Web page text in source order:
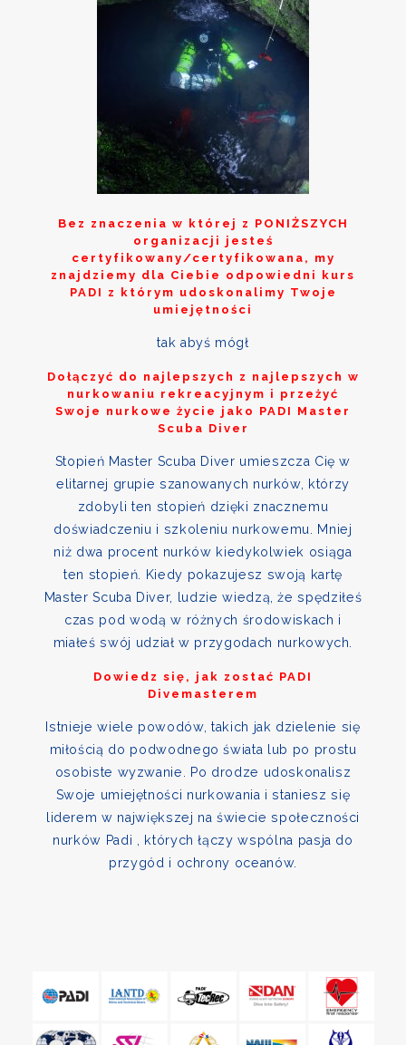
Bez znaczenia w której z PONIŻSZYCH
organizacji jesteś
certyfikowany/certyfikowana, my
znajdziemy dla Ciebie odpowiedni kurs
PADI z którym udoskonalimy Twoje
umiejętności
tak abyś mógł
Dołączyć do najlepszych z najlepszych w
nurkowaniu rekreacyjnym i przeżyć
Swoje nurkowe życie jako PADI Master
Scuba Diver
Stopień Master Scuba Diver umieszcza Cię w
elitarnej grupie szanowanych nurków, którzy
zdobyli ten stopień dzięki znacznemu
doświadczeniu i szkoleniu nurkowemu. Mniej
niż dwa procent nurków kiedykolwiek osiąga
ten stopień. Kiedy pokazujesz swoją kartę
Master Scuba Diver, ludzie wiedzą, że spędziłeś
czas pod wodą w różnych środowiskach i
miałeś swój udział w przygodach nurkowych.
Dowiedz się, jak zostać PADI
Divemasterem
Istnieje wiele powodów, takich jak dzielenie się
miłością do podwodnego świata lub po prostu
osobiste wyzwanie. Po drodze udoskonalisz
Swoje umiejętności nurkowania i staniesz się
liderem w największej na świecie społeczności
nurków Padi , których łączy wspólna pasja do
przygód i ochrony oceanów.